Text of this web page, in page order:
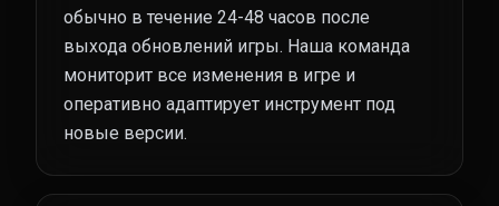
обычно в течение 24-48 часов после
выхода обновлений игры. Наша команда
мониторит все изменения в игре и
оперативно адаптирует инструмент под
новые версии.